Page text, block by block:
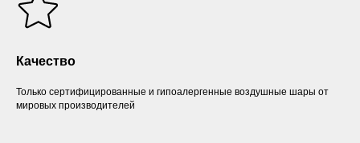
Качество
Только сертифицированные и гипоалергенные воздушные шары от
мировых производителей